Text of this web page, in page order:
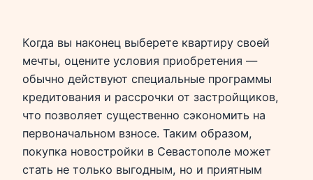
Когда вы наконец выберете квартиру своей
мечты, оцените условия приобретения —
обычно действуют специальные программы
кредитования и рассрочки от застройщиков,
что позволяет существенно сэкономить на
первоначальном взносе. Таким образом,
покупка новостройки в Севастополе может
стать не только выгодным, но и приятным